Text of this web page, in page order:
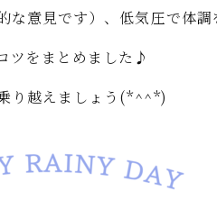
な意見です）、低気圧で体
ツをまとめました♪
り越えましょう(*^^*)